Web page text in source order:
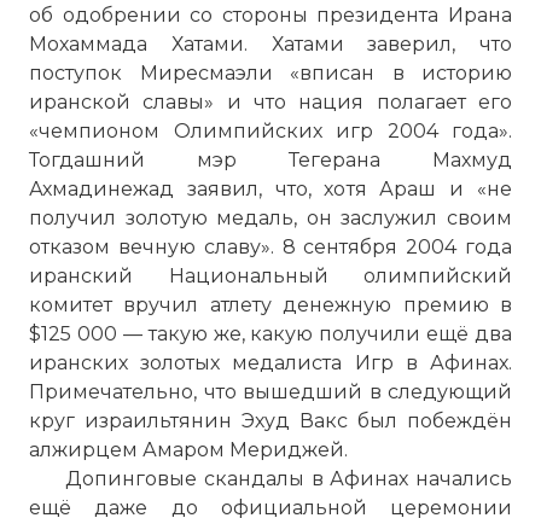
об одобрении со стороны президента Ирана
Мохаммада Хатами. Хатами заверил, что
поступок Миресмаэли «вписан в историю
иранской славы» и что нация полагает его
«чемпионом Олимпийских игр 2004 года».
Тогдашний мэр Тегерана Махмуд
Ахмадинежад заявил, что, хотя Араш и «не
получил золотую медаль, он заслужил своим
отказом вечную славу». 8 сентября 2004 года
иранский Национальный олимпийский
комитет вручил атлету денежную премию в
$125 000 — такую же, какую получили ещё два
иранских золотых медалиста Игр в Афинах.
Примечательно, что вышедший в следующий
круг израильтянин Эхуд Вакс был побеждён
алжирцем Амаром Мериджей.
Допинговые скандалы в Афинах начались
ещё даже до официальной церемонии
Имя:
Комментарий:
Проверочный код:
Вернуться в статью:XXVIII летние